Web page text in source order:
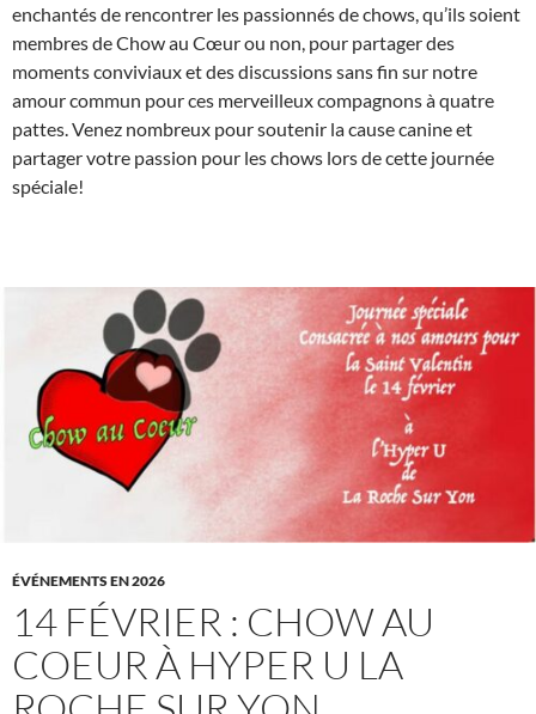
enchantés de rencontrer les passionnés de chows, qu’ils soient
membres de Chow au Cœur ou non, pour partager des
moments conviviaux et des discussions sans fin sur notre
amour commun pour ces merveilleux compagnons à quatre
pattes. Venez nombreux pour soutenir la cause canine et
partager votre passion pour les chows lors de cette journée
spéciale!
ÉVÉNEMENTS EN 2026
14 FÉVRIER : CHOW AU
COEUR À HYPER U LA